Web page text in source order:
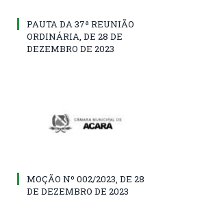
PAUTA DA 37ª REUNIÃO
ORDINÁRIA, DE 28 DE
DEZEMBRO DE 2023
MOÇÃO Nº 002/2023, DE 28
DE DEZEMBRO DE 2023